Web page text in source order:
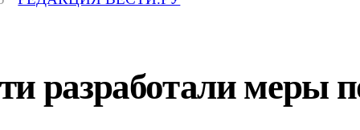
разработали меры